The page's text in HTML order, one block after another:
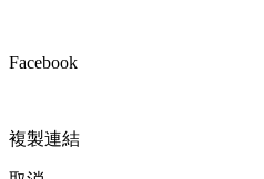
Facebook
複製連結